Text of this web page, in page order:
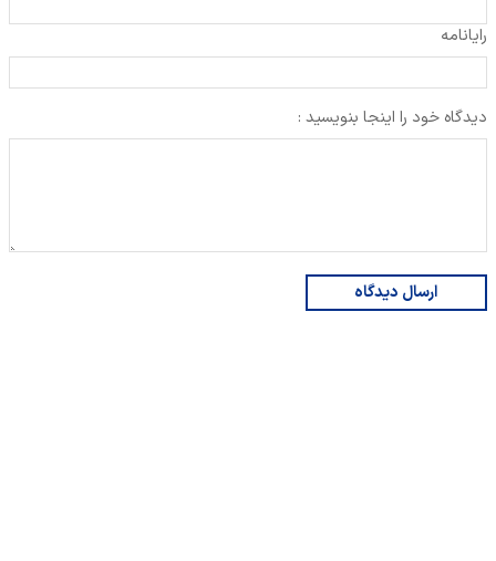
رایانامه
دیدگاه خود را اینجا بنویسید :
ارسال دیدگاه